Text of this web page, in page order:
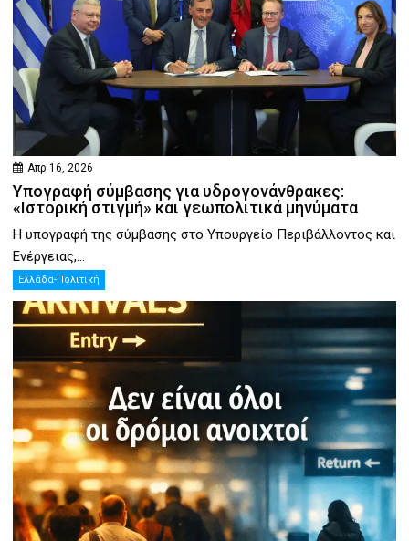
Απρ 16, 2026
Υπογραφή σύμβασης για υδρογονάνθρακες:
«Ιστορική στιγμή» και γεωπολιτικά μηνύματα
Η υπογραφή της σύμβασης στο Υπουργείο Περιβάλλοντος και
Ενέργειας,...
Ελλάδα-Πολιτική